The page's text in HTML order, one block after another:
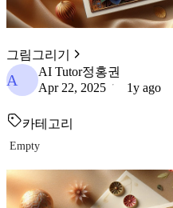
그림그리기
A
AI Tutor정홍권
Apr 22, 2025
1y ago
카테고리
Empty